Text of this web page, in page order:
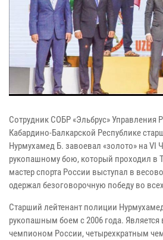
Сотрудник СОБР «Эльбрус» Управления
Кабардино-Балкарской Республике
Нурмухамед Б. завоевал «золото» на VI
рукопашному бою, который проходил в
мастер спорта России выступал в
одержал безоговорочную победу во
Старший лейтенант полиции
рукопашным боем с 2006 года.
чемпионом России, четырехкратным